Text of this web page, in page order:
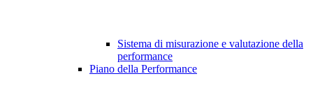
Sistema di misurazione e valutazione della
performance
Piano della Performance